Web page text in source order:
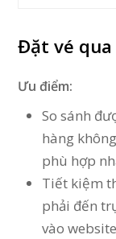
Đặt vé
Ưu điểm:
So sánh
hàng
phù hợp
Tiết kiệm
phải đến
vào